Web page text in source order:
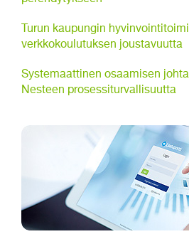
Turun kaupungin
verkkokoulutuksen joustavuutta
Systemaattinen osaamisen
Nesteen prosessiturvallisuutta